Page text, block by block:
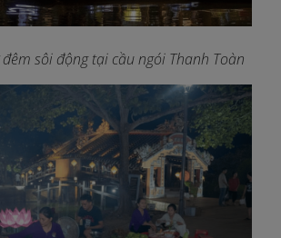
sôi động tại cầu ngói Thanh Toàn